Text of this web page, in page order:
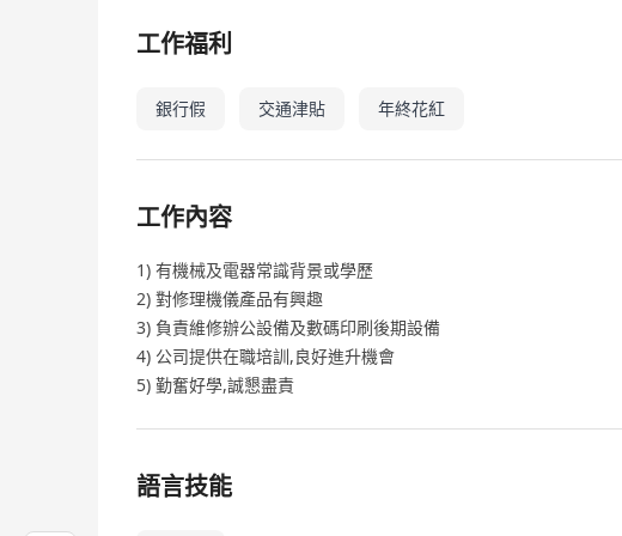
工作福利
銀行假 交通津貼 年終花紅
工作內容
1) 有機械及電器常識背景或學歷
2) 對修理機儀產品有興趣
3) 負責維修辦公設備及數碼印刷後期設備
4) 公司提供在職培訓,良好進升機會
5) 勤奮好學,誠懇盡責
語言技能